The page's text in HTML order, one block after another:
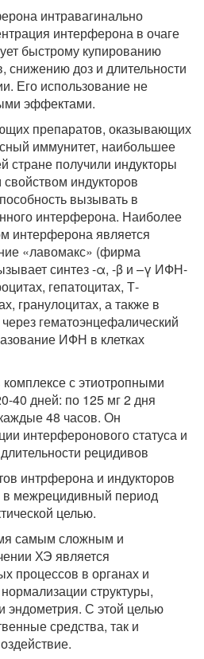
интравагинально
интерферона в очаге
быстрому купированию
снижению доз и длительности
Его использование не
эффектами.
препаратов, оказывающих
иммунитет, наибольшее
стране получили индукторы
индукторов
вызывать в
интерферона. Наиболее
интерферона является
«лавомакс» (фирма
синтез -α, -β и –γ ИФН-
гепатоцитах, Т-
гранулоцитах, а также в
гематоэнцефалический
ИФН в клетках
с этиотропными
40 дней: по 125 мг 2 дня
48 часов. Он
интерферонового статуса и
рецидивов
интрферона и индукторов
в межрецидивный период
целью.
самым сложным и
ХЭ является
процессов в органах и
структуры,
эндометрия. С этой целью
средства, так и